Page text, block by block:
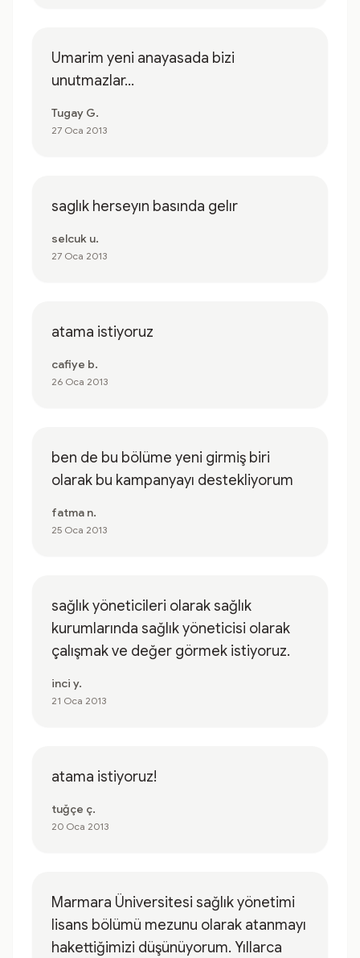
Umarim yeni anayasada bizi
unutmazlar...
Tugay G.
27 Oca 2013
saglık herseyın basında gelır
selcuk u.
27 Oca 2013
atama istiyoruz
cafiye b.
26 Oca 2013
ben de bu bölüme yeni girmiş biri
olarak bu kampanyayı destekliyorum
fatma n.
25 Oca 2013
sağlık yöneticileri olarak sağlık
kurumlarında sağlık yöneticisi olarak
çalışmak ve değer görmek istiyoruz.
inci y.
21 Oca 2013
atama istiyoruz!
tuğçe ç.
20 Oca 2013
Marmara Üniversitesi sağlık yönetimi
lisans bölümü mezunu olarak atanmayı
hakettiğimizi düşünüyorum. Yıllarca